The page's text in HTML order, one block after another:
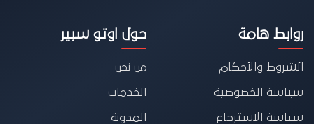
روابط هامة
الشروط والأحكام
سياسة الخصوصية
سياسة الاسترجاع
حول اوتو سبير
من نحن
الخدمات
المدونة